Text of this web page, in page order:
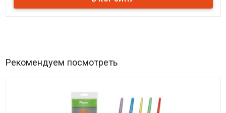
Рекомендуем посмотреть